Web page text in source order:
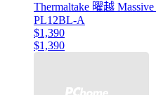
Thermaltake 曜越
PL12BL-A
$1,390
$1,390